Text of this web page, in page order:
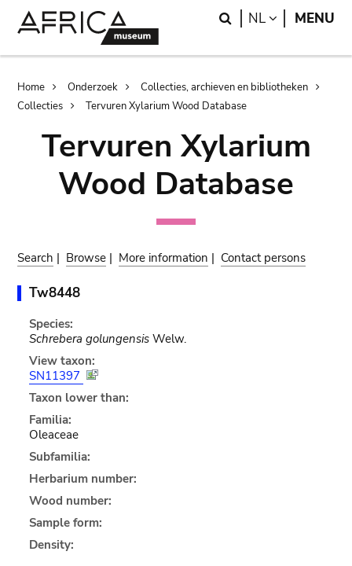
Search
NL LANGUAGE
MENU
Breadcrumb
Home Onderzoek
Collecties, archieven en bibliotheken
Collecties
Tervuren Xylarium Wood Database
Tervuren Xylarium
Wood Database
Search | Browse | More information | Contact persons
Tw8448
Species:
Schrebera golungensisWelw.
View taxon:
SN11397
Taxon lower than:
Familia:
Oleaceae
Subfamilia:
Herbarium number:
Wood number:
Sample form:
Density: